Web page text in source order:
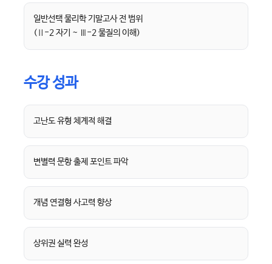
일반선택 물리학 기말고사 전 범위
(Ⅱ-2 자기 ~ Ⅲ-2 물질의 이해)
수강 성과
고난도 유형 체계적 해결
변별력 문항 출제 포인트 파악
개념 연결형 사고력 향상
상위권 실력 완성